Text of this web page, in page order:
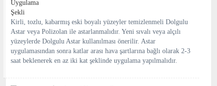
Kirli, tozlu, kabarmış eski boyalı yüzeyler temizlenmeli Dolgulu
Astar veya Polizolan ile astarlanmalıdır. Yeni sıvalı veya alçılı
yüzeylerde Dolgulu Astar kullanılması önerilir. Astar
uygulamasından sonra katlar arası hava şartlarına bağlı olarak 2-3
saat beklenerek en az iki kat şeklinde uygulama yapılmalıdır.